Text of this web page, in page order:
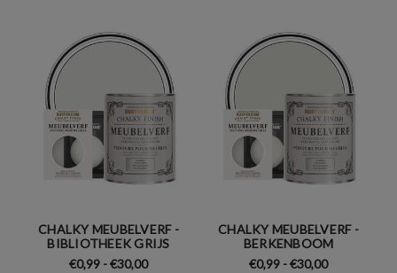
CHALKY MEUBELVERF -
BIBLIOTHEEK GRIJS
€0,99 - €30,00
CHALKY MEUBELVERF -
BERKENBOOM
€0,99 - €30,00